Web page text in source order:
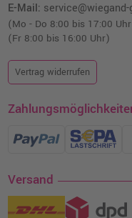
E-Mail:
(Mo - Do 8:00 bis 17:00
(Fr 8:00 bis 16:00 Uhr)
Vertrag widerrufen
Versand